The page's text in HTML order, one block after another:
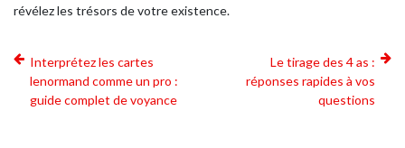
révélez les trésors de votre existence.
Interprétez les cartes
lenormand comme un pro :
guide complet de voyance
Le tirage des 4 as :
réponses rapides à vos
questions